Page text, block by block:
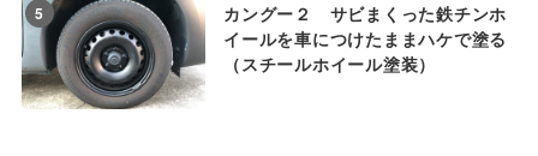
5
カングー２ サビまくった鉄チンホ
イールを車につけたままハケで塗る
（スチールホイール塗装）